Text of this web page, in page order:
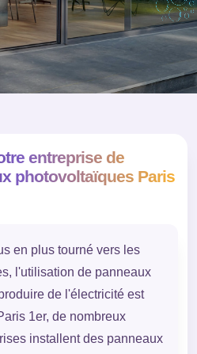
entreprise de
photovoltaïques Paris
en plus tourné vers les
l'utilisation de panneaux
de l'électricité est
1er, de nombreux
installent des panneaux